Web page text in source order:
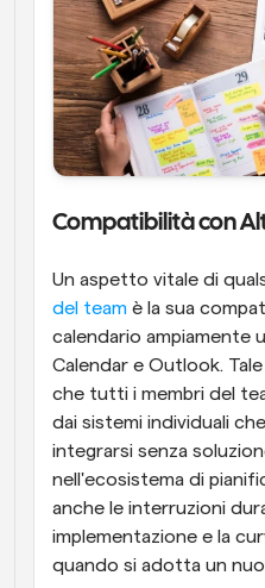
Compatibilità con
Un aspetto vitale di
del team è la sua
calendario ampiamente
Calendar e Outlook.
che tutti i membri del
dai sistemi individuali
integrarsi senza
nell'ecosistema di
anche le interruzioni
implementazione e la
quando si adotta un